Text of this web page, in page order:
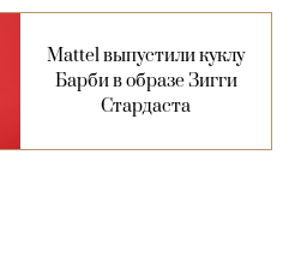
Mattel выпустили куклу
Барби в образе Зигги
Стардаста